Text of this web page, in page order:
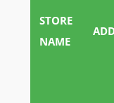
STORE
NAME